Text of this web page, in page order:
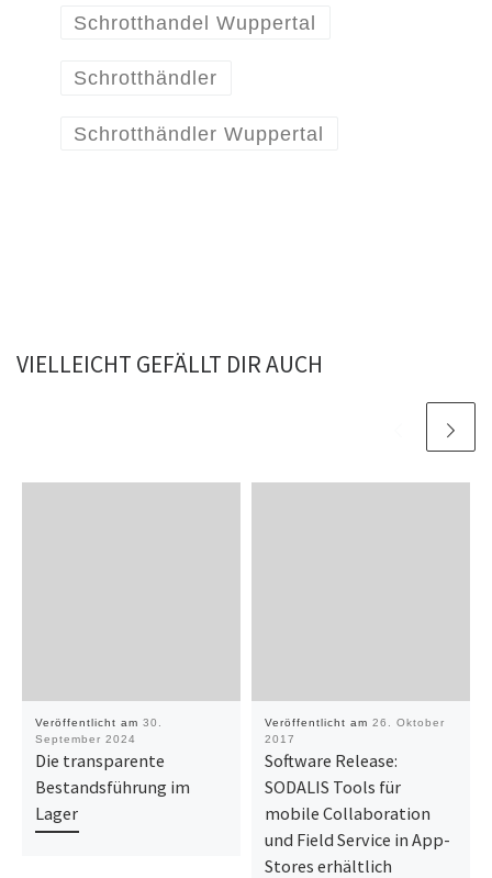
Schrotthandel Wuppertal
Schrotthändler
Schrotthändler Wuppertal
VIELLEICHT GEFÄLLT DIR AUCH
Veröffentlicht am 30.
September 2024
Die transparente
Bestandsführung im
Lager
Veröffentlicht am 26. Oktober
2017
Software Release:
SODALIS Tools für
mobile Collaboration
und Field Service in App-
Stores erhältlich